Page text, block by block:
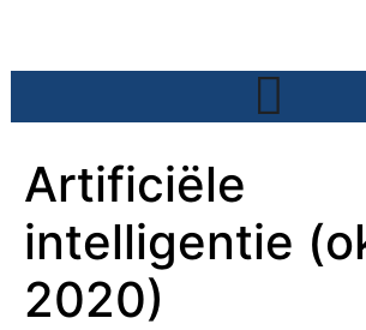
Artificiële
intelligentie
2020)